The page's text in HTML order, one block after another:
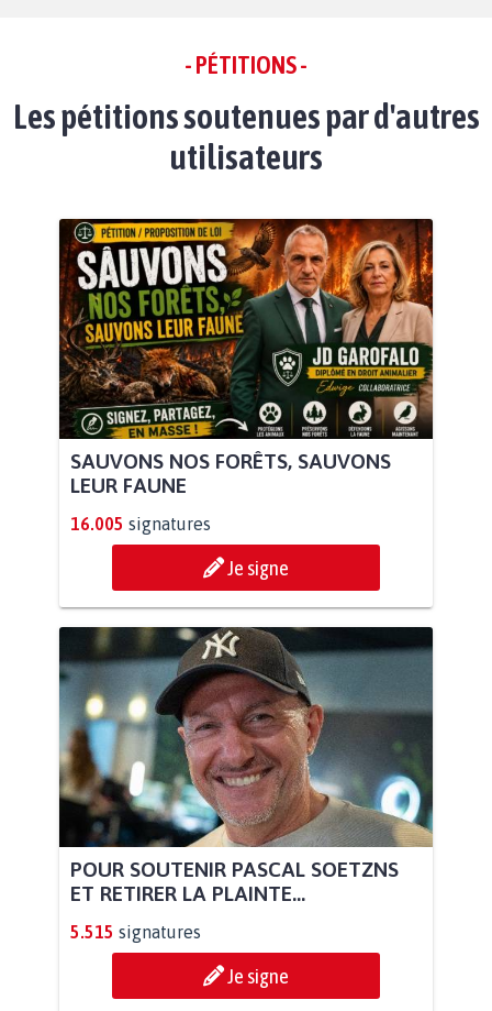
- PÉTITIONS -
Les pétitions soutenues par d'autres
utilisateurs
SAUVONS NOS FORÊTS, SAUVONS
LEUR FAUNE
16.005 signatures
Je signe
POUR SOUTENIR PASCAL SOETZNS
ET RETIRER LA PLAINTE...
5.515 signatures
Je signe